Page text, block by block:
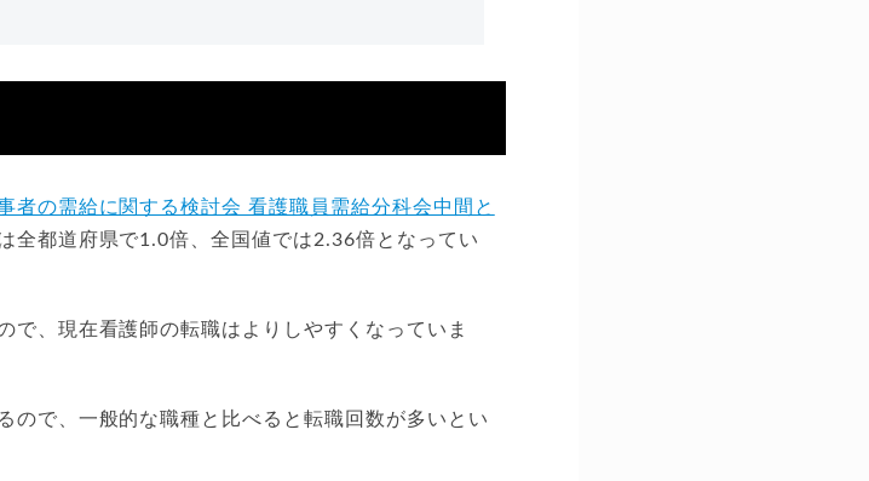
者の需給に関する検討会 看護職員需給分科会中間と
全都道府県で1.0倍、全国値では2.36倍となってい
で、現在看護師の転職はよりしやすくなっていま
ので、一般的な職種と比べると転職回数が多いとい